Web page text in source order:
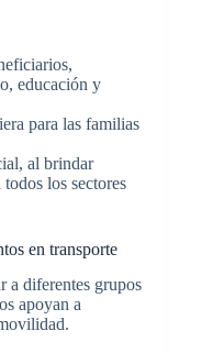
educación y
para las familias
al brindar
los sectores
en transporte
a diferentes grupos
apoyan a